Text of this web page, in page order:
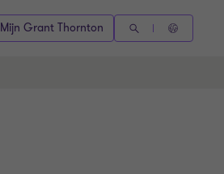
Mijn Grant Thornton